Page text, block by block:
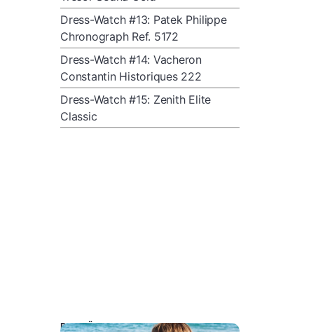
Dress-Watch #13: Patek Philippe
Chronograph Ref. 5172
Dress-Watch #14: Vacheron
Constantin Historiques 222
Dress-Watch #15: Zenith Elite
Classic
DAS KÖNNTE SIE AUCH INTERESSIEREN: